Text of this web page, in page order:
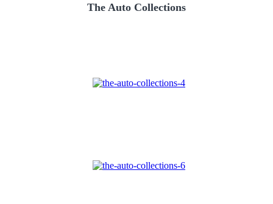
The Auto Collections